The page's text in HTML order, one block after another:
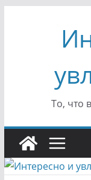
содержимому
То, что